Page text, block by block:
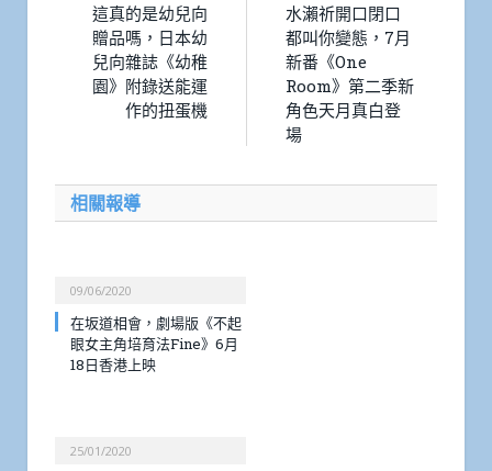
這真的是幼兒向
贈品嗎，日本幼
兒向雜誌《幼稚
園》附錄送能運
作的扭蛋機
水瀨祈開口閉口
都叫你變態，7月
新番《One
Room》第二季新
角色天月真白登
場
相關報導
09/06/2020
在坂道相會，劇場版《不起
眼女主角培育法Fine》6月
18日香港上映
25/01/2020